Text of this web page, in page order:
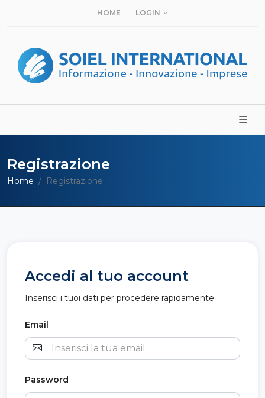
HOME LOGIN
Registrazione
Home Registrazione
Accedi al tuo account
Inserisci i tuoi dati per procedere rapidamente
Email
Password